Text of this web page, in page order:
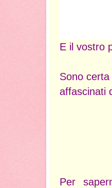
E il vostro
Sono
affascinati
Per